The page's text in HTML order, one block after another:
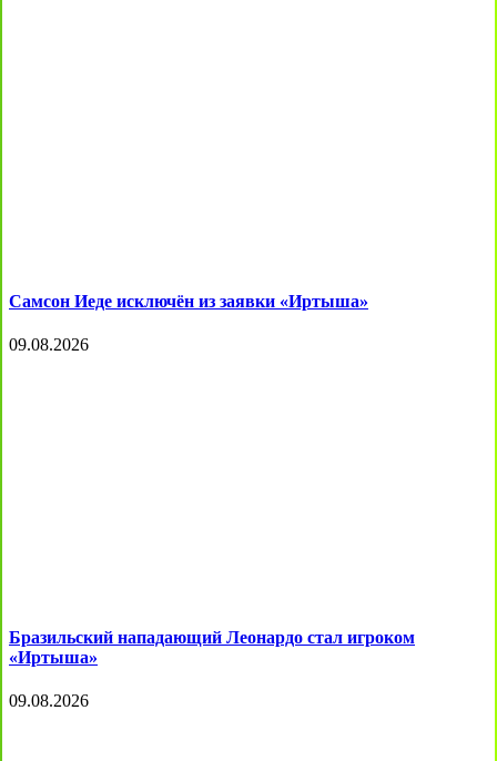
Самсон Иеде исключён из заявки «Иртыша»
09.08.2026
Бразильский нападающий Леонардо стал игроком
«Иртыша»
09.08.2026